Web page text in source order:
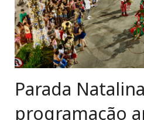
Notícias
PR Newswire
Cursos e Eventos
Expediente AIN
Fale Conosco
Parada
programação